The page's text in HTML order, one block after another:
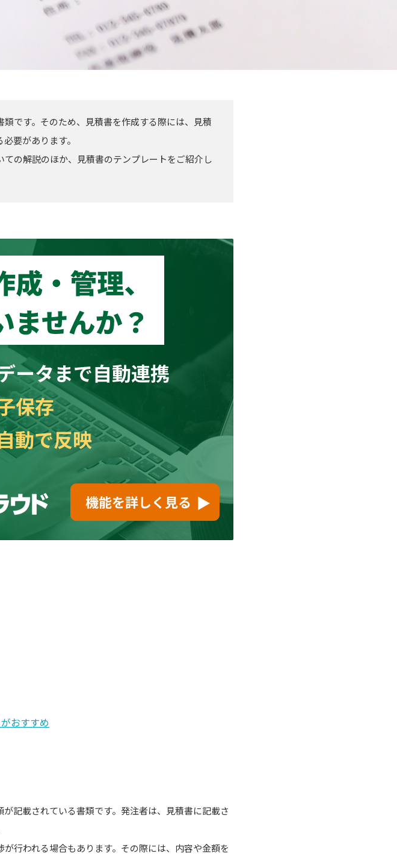
です。そのため、見積書を作成する際には、見積
要があります。
の解説のほか、見積書のテンプレートをご紹介し
おすすめ
記載されている書類です。発注者は、見積書に記載さ
行われる場合もあります。その際には、内容や金額を